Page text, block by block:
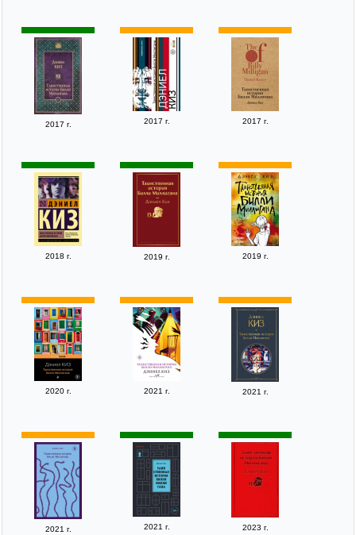
2017 г. 2017 г. 2017 г.
2018 г. 2019 г. 2019 г.
2020 г. 2021 г. 2021 г.
2021 г. 2021 г. 2023 г.